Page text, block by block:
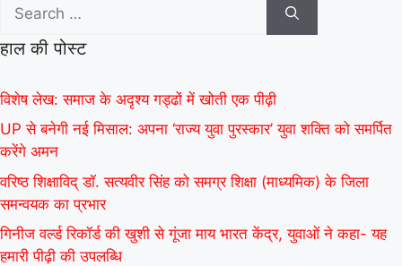
हाल की पोस्ट
विशेष लेख: समाज के अदृश्य गड्ढों में खोती एक पीढ़ी
UP से बनेगी नई मिसाल: अपना ‘राज्य युवा पुरस्कार’ युवा शक्ति को समर्पित
करेंगे अमन
वरिष्ठ शिक्षाविद् डॉ. सत्यवीर सिंह को समग्र शिक्षा (माध्यमिक) के जिला
समन्वयक का प्रभार
गिनीज वर्ल्ड रिकॉर्ड की खुशी से गूंजा माय भारत केंद्र, युवाओं ने कहा- यह
हमारी पीढ़ी की उपलब्धि